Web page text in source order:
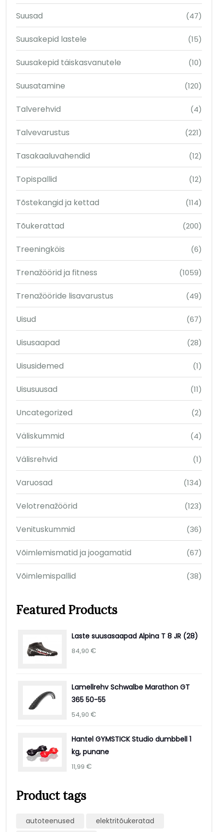
Suusad (47)
Suusakepid lastele (15)
Suusakepid täiskasvanutele (10)
Suusatamine (120)
Talverehvid (4)
Talvevarustus (221)
Tasakaaluvahendid (12)
Topispallid (12)
Tõstekangid ja kettad (114)
Tõukerattad (200)
Treeningköis (6)
Trenažöörid ja fitness (1059)
Trenažööride lisavarustus (49)
Uisud (67)
Uisusaapad (28)
Uisusidemed (1)
Uisusuusad (11)
Uncategorized (2)
Väliskummid (4)
Välisrehvid (1)
Varuosad (134)
Velotrenažöörid (123)
Venituskummid (36)
Võimlemismatid ja joogamatid (67)
Võimlemispallid (38)
Featured Products
Laste suusasaapad Alpina T 8 JR (28)
84,90 €
Lamellrehv Schwalbe Marathon GT
365 50-55
54,90 €
Hantel GYMSTICK Studio dumbbell 1
kg, punane
11,99 €
Product tags
autoteenused
elektritõukeratad